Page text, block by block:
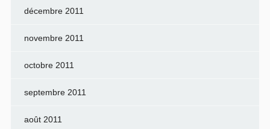
décembre 2011
novembre 2011
octobre 2011
septembre 2011
août 2011